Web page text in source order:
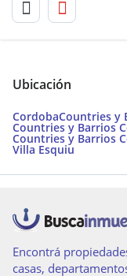
Ubicación
CordobaCountries y
Countries y Barrios
Countries y Barrios
Villa Esquiu
Encontrá
casas,